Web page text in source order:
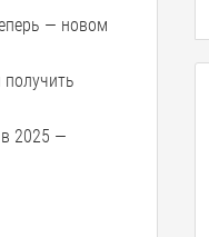
— новом
2025 —